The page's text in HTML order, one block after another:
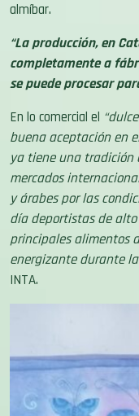
almíbar.
“La producción, en
completamente a
se puede procesar
En lo comercial el
buena aceptación en
ya tiene una tradición
mercados
y árabes por las
día deportistas de
principales alimentos
energizante durante
INTA.